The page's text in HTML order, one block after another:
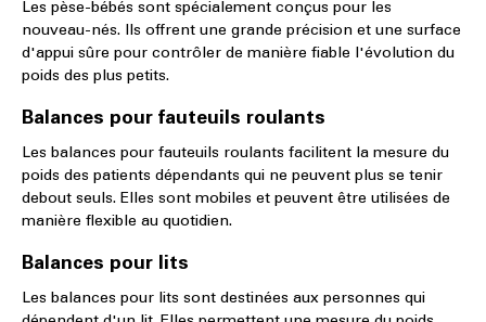
Les pèse-bébés sont spécialement conçus pour les
nouveau-nés. Ils offrent une grande précision et une surface
d'appui sûre pour contrôler de manière fiable l'évolution du
poids des plus petits.
Balances pour fauteuils roulants
Les balances pour fauteuils roulants facilitent la mesure du
poids des patients dépendants qui ne peuvent plus se tenir
debout seuls. Elles sont mobiles et peuvent être utilisées de
manière flexible au quotidien.
Balances pour lits
Les balances pour lits sont destinées aux personnes qui